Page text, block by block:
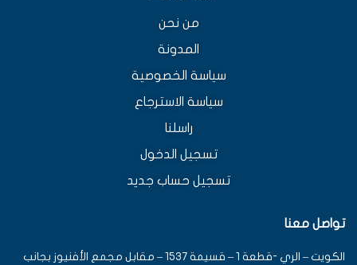
من نحن
المدونة
سياسة الخصوصية
سياسة الاسترجاع
راسلنا
تسجيل الدخول
تسجيل حساب جديد
تواصل معنا
الكويت – الري -قطعة 1 – قسيمة 1537 – مقابل مجمع الأفنيوز بجانب